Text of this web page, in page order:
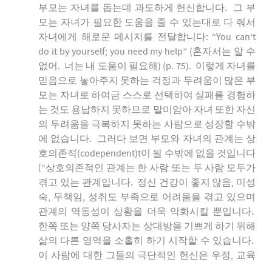
부모는 자녀를 돕는데 과도하게 헌신합니다. 그 부
모는 자녀가 필요한 도움을 줄 수 있는대로 다 줘서
자녀에게 해로운 메시지를 전달합니다: “You can’t
do it by yourself; you need my help” (혼자서는 알 수
없어. 너는 내 도움이 필요해) (p. 75). 이렇게 자녀를
믿음으로 놓아주지 못하는 걱정과 두려움이 많은 부
모는 자녀로 하여금 스스로 선택하여 실패를 경험하
는 것도 용납하지 못하므로 말미암아 자녀 또한 자신
의 두려움을 극복하지 못하는 사람으로 성장할 수밖
에 없습니다. 그러다 보면 부모와 자녀의 관계는 상
호의존적(codependent)t이 될 수밖에 없을 것입니다
[“상호의존적인 관계는 한 사람 또는 두 사람 모두가
겪고 있는 관계입니다. 정신 건강이 좋지 않음, 미성
숙, 무책임, 성취도 부족으로 어려움을 겪고 있으며
관계의 역동성이 상황을 더욱 악화시킬 뿐입니다.
한쪽 또는 양쪽 당사자는 상대방을 기쁘게 하기 위해
삶의 다른 영역을 소홀히 하기 시작할 수 있습니다.
이 사람에 대한 그들의 극단적인 헌신은 우정, 교육